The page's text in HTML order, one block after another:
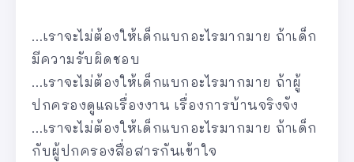
…เราจะไม่ต้องให้เด็กแบกอะไรมากมาย ถ้าเด็ก
มีความรับผิดชอบ
…เราจะไม่ต้องให้เด็กแบกอะไรมากมาย ถ้าผู้
ปกครองดูแลเรื่องงาน เรื่องการบ้านจริงจัง
…เราจะไม่ต้องให้เด็กแบกอะไรมากมาย ถ้าเด็ก
กับผู้ปกครองสื่อสารกันเข้าใจ